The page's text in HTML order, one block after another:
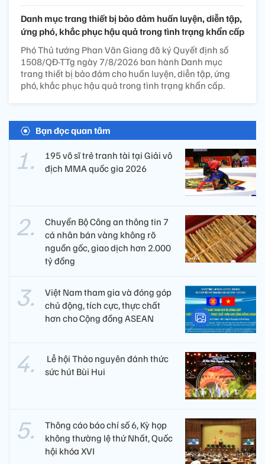
Danh mục trang thiết bị bảo đảm huấn luyện, diễn tập,
ứng phó, khắc phục hậu quả trong tình trạng khẩn cấp
Phó Thủ tướng Phan Văn Giang đã ký Quyết định số
1508/QĐ-TTg ngày 7/8/2026 ban hành Danh mục
trang thiết bị bảo đảm cho huấn luyện, diễn tập, ứng
phó, khắc phục hậu quả trong tình trạng khẩn cấp.
Bạn đọc quan tâm
195 võ sĩ trẻ tranh tài tại Giải vô
địch MMA quốc gia 2026
Chuyển Bộ Công an thông tin 7
cá nhân bán vàng không rõ
nguồn gốc, giao dịch hơn 2.000
tỷ đồng
Việt Nam tham gia và đóng góp
chủ động, tích cực, thực chất
hơn cho Cộng đồng ASEAN
​ Lễ hội Thảo nguyên đánh thức
sức hút Bùi Hui
Thông cáo báo chí số 6, Kỳ họp
không thường lệ thứ Nhất, Quốc
hội khóa XVI